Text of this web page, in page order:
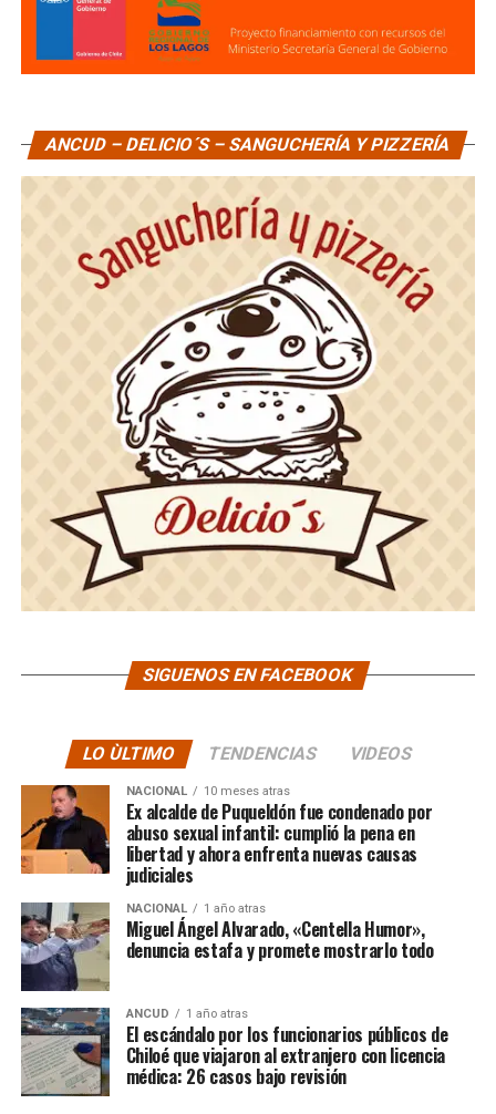
ANCUD – DELICIO´S – SANGUCHERÍA Y PIZZERÍA
SIGUENOS EN FACEBOOK
LO ÙLTIMO TENDENCIAS VIDEOS
NACIONAL 10 meses atras
Ex alcalde de Puqueldón fue condenado por
abuso sexual infantil: cumplió la pena en
libertad y ahora enfrenta nuevas causas
judiciales
NACIONAL 1 año atras
Miguel Ángel Alvarado, «Centella Humor»,
denuncia estafa y promete mostrarlo todo
ANCUD 1 año atras
El escándalo por los funcionarios públicos de
Chiloé que viajaron al extranjero con licencia
médica: 26 casos bajo revisión